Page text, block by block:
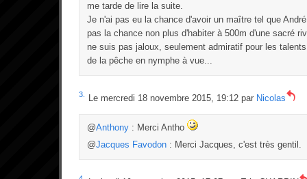
me tarde de lire la suite.
Je n'ai pas eu la chance d'avoir un maître tel que
pas la chance non plus d'habiter à 500m d'une sacré
ne suis pas jaloux, seulement admiratif pour les
de la pêche en nymphe à vue...
3. Le mercredi 18 novembre 2015, 19:12 par Nicolas
@Anthony: Merci Antho
@Jacques Favodon: Merci Jacques, c'est très gentil.